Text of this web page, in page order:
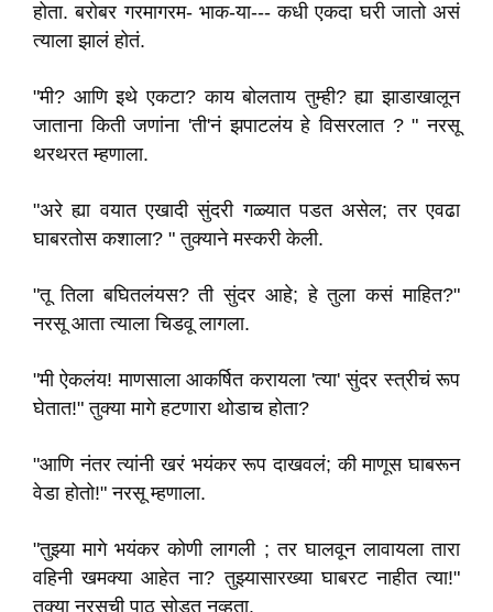
होता. बरोबर गरमागरम- भाक-या--- कधी एकदा घरी जातो असं
त्याला झालं होतं.
"मी? आणि इथे एकटा? काय बोलताय तुम्ही? ह्या झाडाखालून
जाताना किती जणांना 'ती'नं झपाटलंय हे विसरलात ? " नरसू
थरथरत म्हणाला.
"अरे ह्या वयात एखादी सुंदरी गळ्यात पडत असेल; तर एवढा
घाबरतोस कशाला? " तुक्याने मस्करी केली.
"तू तिला बघितलंयस? ती सुंदर आहे; हे तुला कसं माहित?"
नरसू आता त्याला चिडवू लागला.
"मी ऐकलंय! माणसाला आकर्षित करायला 'त्या' सुंदर स्त्रीचं रूप
घेतात!" तुक्या मागे हटणारा थोडाच होता?
"आणि नंतर त्यांनी खरं भयंकर रूप दाखवलं; की माणूस घाबरून
वेडा होतो!" नरसू म्हणाला.
"तुझ्या मागे भयंकर कोणी लागली ; तर घालवून लावायला तारा
वहिनी खमक्या आहेत ना? तुझ्यासारख्या घाबरट नाहीत त्या!"
तुक्या नरसूची पाठ सोडत नव्हता.